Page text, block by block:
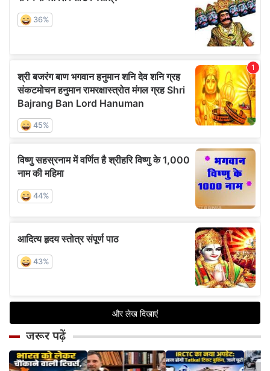
जरूर पढ़ें